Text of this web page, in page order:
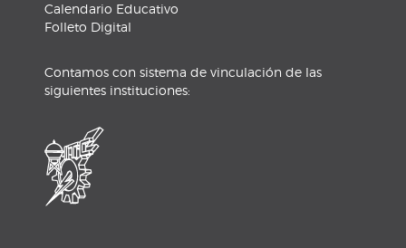
Calendario Educativo
Folleto Digital
Contamos con sistema de vinculación de las
siguientes instituciones: